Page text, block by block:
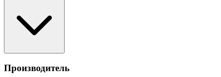
Производитель